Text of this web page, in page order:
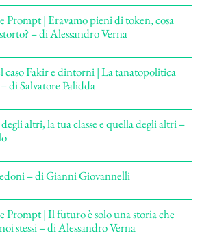
Prompt | Eravamo pieni di token, cosa
– di Alessandro Verna
caso Fakir e dintorni | La tanatopolitica
di Salvatore Palidda
degli altri, la tua classe e quella degli altri –
– di Gianni Giovannelli
Prompt | Il futuro è solo una storia che
stessi – di Alessandro Verna